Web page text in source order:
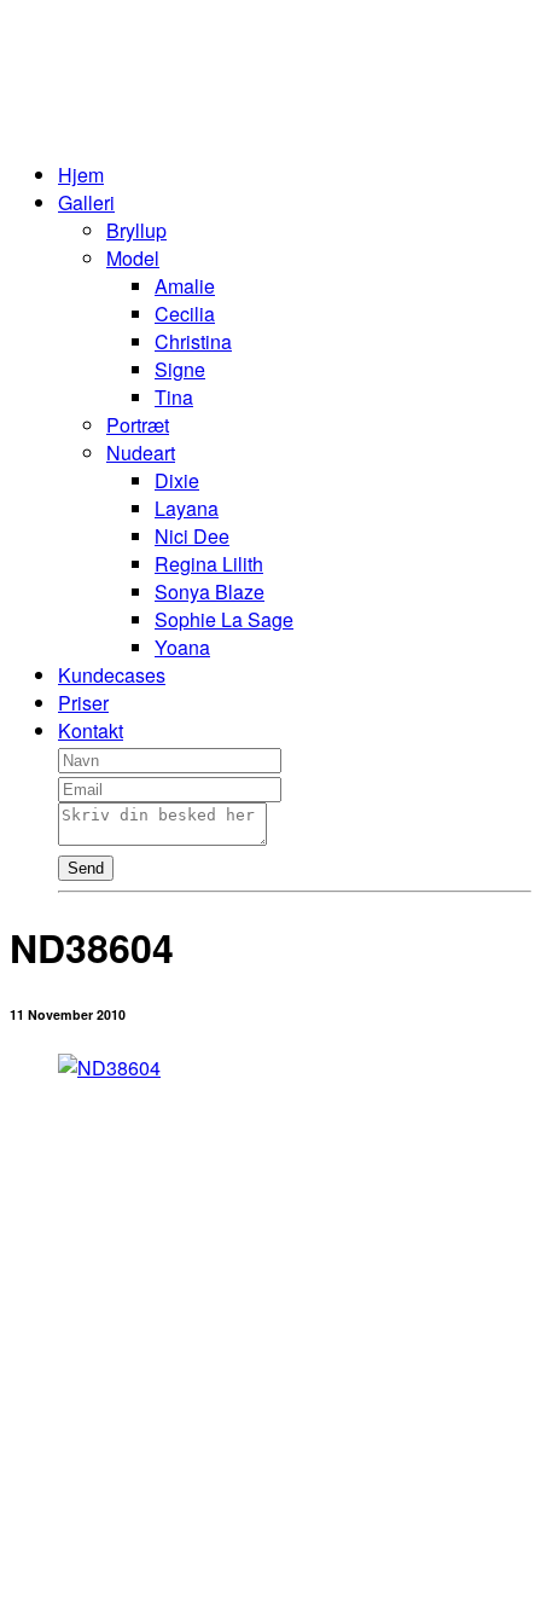
Hjem
Galleri
Bryllup
Model
Amalie
Cecilia
Christina
Signe
Tina
Portræt
Nudeart
Dixie
Layana
Nici Dee
Regina Lilith
Sonya Blaze
Sophie La Sage
Yoana
Kundecases
Priser
Kontakt
Send
ND38604
11 November 2010